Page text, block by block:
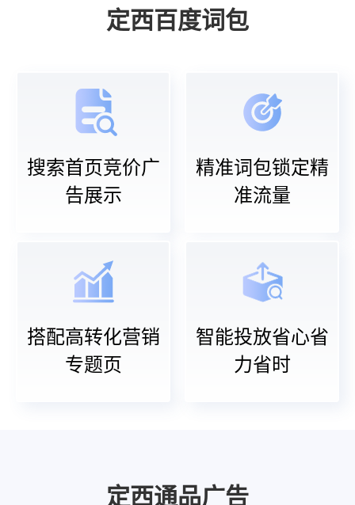
定西百度词包
搜索首页竞价广
告展示
精准词包锁定精
准流量
搭配高转化营销
专题页
智能投放省心省
力省时
定西通品广告